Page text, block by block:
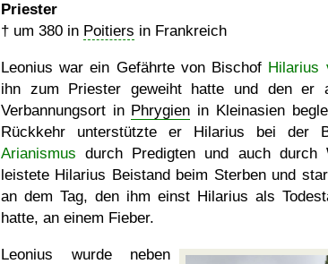
Priester
† um 380 in Poitiers in Frankreich
Leonius war ein Gefährte von Bischof Hilarius
ihn zum Priester geweiht hatte und den er
Verbannungsort in Phrygien in Kleinasien
Rückkehr unterstützte er Hilarius bei der
Arianismus durch Predigten und auch durch
leistete Hilarius Beistand beim Sterben und
an dem Tag, den ihm einst Hilarius als
hatte, an einem Fieber.
Leonius wurde neben